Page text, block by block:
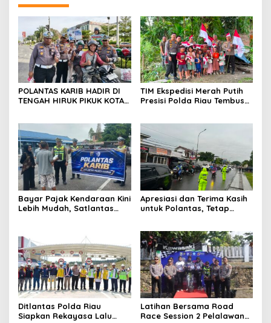
POLANTAS KARIB HADIR DI
TENGAH HIRUK PIKUK KOTA
SEMANGAT KESELAMATAN,
NASIONALISME DAN GREEN
POLICING JELANG HUT KE-81
RI
TIM Ekspedisi Merah Putih
Presisi Polda Riau Tembus
Putih Hadirkan Kepedulian
Nyata untuk Negeri
Bayar Pajak Kendaraan Kini
Lebih Mudah, Satlantas
Program Pemutihan
Apresiasi dan Terima Kasih
untuk Polantas, Tetap
Ditlantas Polda Riau
Siapkan Rekayasa Lalu
Latihan Bersama Road
Race Session 2 Pelalawan